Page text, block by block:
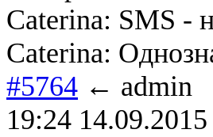
Caterina: SMS -
Caterina:
#5764 ← admin
19:24 14.09.2015